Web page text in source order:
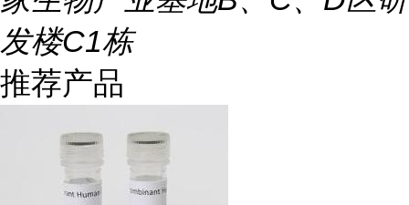
发楼C1栋
推荐产品